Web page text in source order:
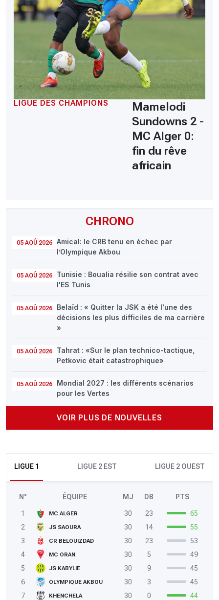
CHRONO
05 AOÛ 2026
Amical: le CRB tenu en échec par
l’Olympique Akbou
05 AOÛ 2026
Tunisie : Boualia résilie son contrat avec
l'ES Tunis
05 AOÛ 2026
Belaïd : « Quitter la JSK a été l'une des
décisions les plus difficiles de ma carrière
»
05 AOÛ 2026
Tahrat : «Sur le plan technico-tactique,
Petkovic était catastrophique»
05 AOÛ 2026
Mondial 2027 : les différents scénarios
pour les Vertes
VOIR PLUS DE NOUVELLES
LIGUE 1 LIGUE 2 EST LIGUE 2 OUEST
N° ÉQUIPE MJ DB PTS
1 MC ALGER 30 23
65
2
JS SAOURA 30 14
55
3
CR BELOUIZDAD 30 23
53
4
MC ORAN 30 5
49
5
JS KABYLIE 30 9
45
6
OLYMPIQUE AKBOU 30 3
45
7
KHENCHELA 30 0
44
LIGUE DES CHAMPIONS
Mamelodi
Sundowns 2 -
MC Alger 0:
fin du rêve
africain